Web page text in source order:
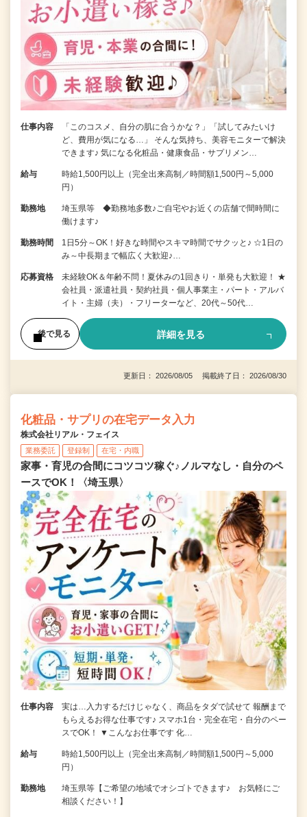
仕事内容
「このコスメ、自分の肌に合うかな？」「試してみたいけ
ど、費用が気になる…」 そんな気持ち、美容モニターで解決
できます♪ 気になる化粧品・健康食品・サプリメン…
給与
時給1,500円以上（完全出来高制／時間額1,500円～5,000
円）
勤務地
埼玉県等 ◆勤務地多数♪ご自宅やお近くの店舗で間時間に
働けます♪
勤務時間
1日5分～OK！好きな時間やスキマ時間でサクッと♪ ☆1日の
み～中長期まで幅広く大歓迎♪…
応募資格
未経験OK＆年齢不問！夏休みの1回きり・単発も大歓迎！ ★
会社員・派遣社員・契約社員・個人事業主・パート・アルバ
イト・主婦（夫）・フリーターなど、20代～50代…
後で見る 詳細を見る
更新日： 2026/08/05 掲載終了日： 2026/08/30
化粧品・サプリの在宅データ入力
株式会社リアル・フェイス
業務委託 登録制 在宅・内職
家事・育児の合間にコツコツ稼ぐ♪ノルマなし・自分のペ
ースでOK！〈埼玉県〉
仕事内容
実は…入力するだけじゃなく、商品をタダで試せて 報酬まで
もらえるお得な仕事です♪ スマホ1台・完全在宅・自分のペー
スでOK！ ▼こんなお仕事です 化…
給与
時給1,500円以上（完全出来高制／時間額1,500円～5,000
円）
勤務地
埼玉県等【ご希望の地域でオシゴトできます♪ お気軽にご
相談ください！】